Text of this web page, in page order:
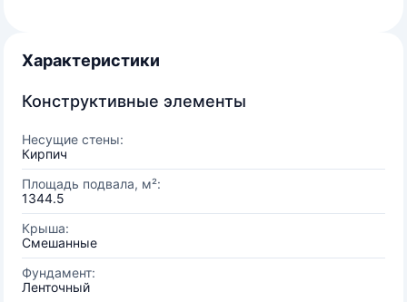
Характеристики
Конструктивные элементы
Несущие стены:
Кирпич
Площадь подвала, м²:
1344.5
Крыша:
Смешанные
Фундамент:
Ленточный